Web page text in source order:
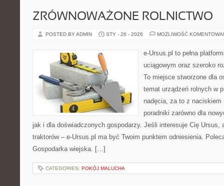
ZRÓWNOWAŻONE ROLNICTWO
POSTED BY ADMIN STY - 26 - 2026 MOŻLIWOŚĆ
e-Ursus.pl to pełna
uciągowym oraz szeroko
To miejsce stworzone dla
temat urządzeń rolnych w
nadęcia, za to z
poradniki zarówno dla
jak i dla doświadczonych gospodarzy. Jeśli interesuje Cię Ursus,
traktorów – e-Ursus.pl ma być Twoim punktem odniesienia.
Gospodarka wiejska. […]
CATEGORIES: POKÓJ MALUCHA